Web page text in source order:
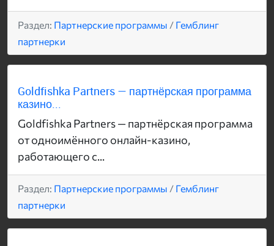
Раздел: Партнерские программы / Гемблинг
партнерки
Goldfishka Partners — партнёрская программа
казино...
Goldfishka Partners — партнёрская программа
от одноимённого онлайн-казино,
работающего с...
Раздел: Партнерские программы / Гемблинг
партнерки